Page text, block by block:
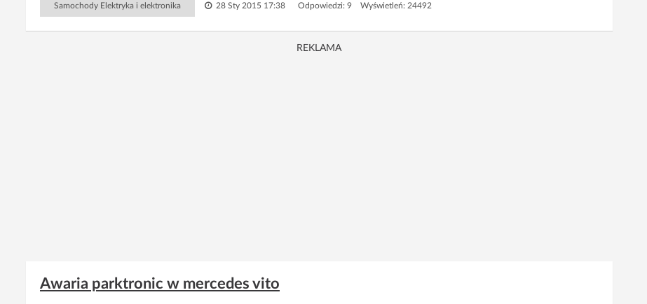
Samochody Elektryka i elektronika 28 Sty 2015 17:38 Odpowiedzi: 9 Wyświetleń: 24492
REKLAMA
Awaria parktronic w mercedes vito